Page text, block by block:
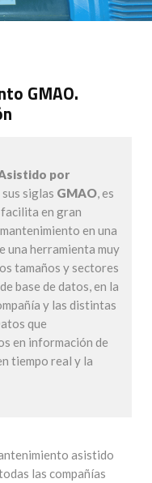
GMAO.
por
siglas GMAO, es
en gran
en una
una herramienta muy
tamaños y sectores
base de datos, en la
y las distintas
que
en información de
tiempo real y la
asistido
las compañías